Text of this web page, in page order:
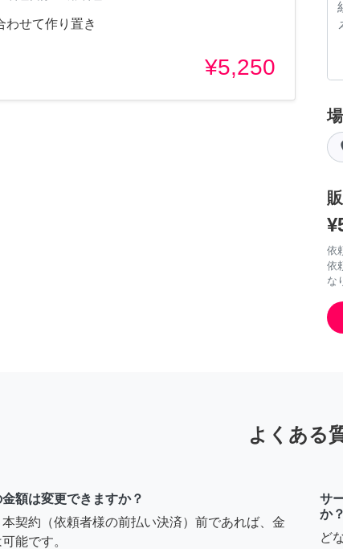
わせて作り置き
¥5,250
依
依
な
よくある
額は変更できますか？
契約（依頼者様の前払い決済）前であれば、金
能です。
サ
か？
ど